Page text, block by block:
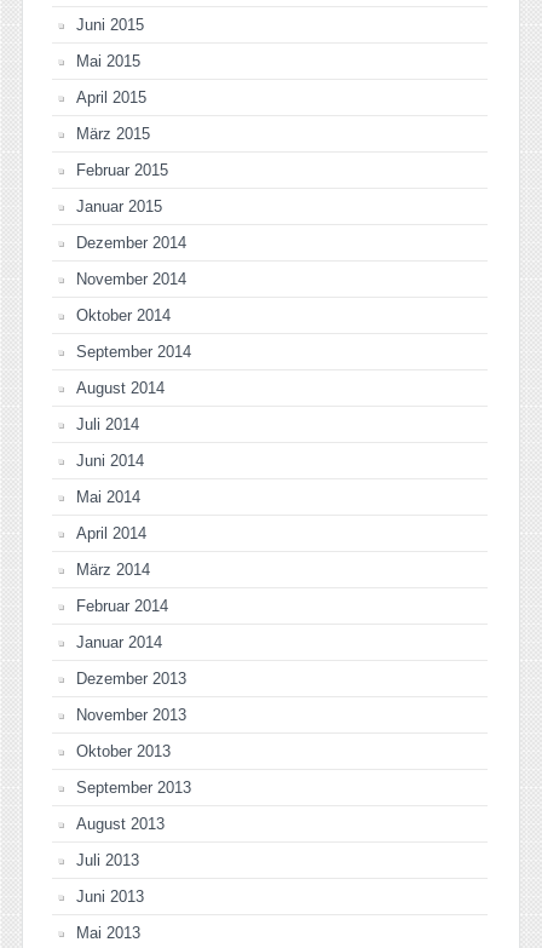
Juni 2015
Mai 2015
April 2015
März 2015
Februar 2015
Januar 2015
Dezember 2014
November 2014
Oktober 2014
September 2014
August 2014
Juli 2014
Juni 2014
Mai 2014
April 2014
März 2014
Februar 2014
Januar 2014
Dezember 2013
November 2013
Oktober 2013
September 2013
August 2013
Juli 2013
Juni 2013
Mai 2013